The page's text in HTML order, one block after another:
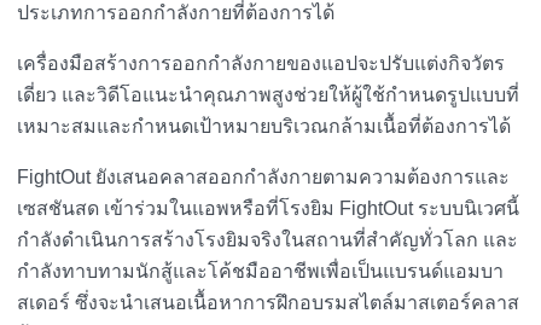
ประเภทการออกกำลังกายที่ต้องการได้
เครื่องมือสร้างการออกกำลังกายของแอปจะปรับแต่งกิจวัตร
เดี่ยว และวิดีโอแนะนำคุณภาพสูงช่วยให้ผู้ใช้กำหนดรูปแบบที่
เหมาะสมและกำหนดเป้าหมายบริเวณกล้ามเนื้อที่ต้องการได้
FightOut ยังเสนอคลาสออกกำลังกายตามความต้องการและ
เซสชันสด เข้าร่วมในแอพหรือที่โรงยิม FightOut ระบบนิเวศนี้
กำลังดำเนินการสร้างโรงยิมจริงในสถานที่สำคัญทั่วโลก และ
กำลังทาบทามนักสู้และโค้ชมืออาชีพเพื่อเป็นแบรนด์แอมบา
สเดอร์ ซึ่งจะนำเสนอเนื้อหาการฝึกอบรมสไตล์มาสเตอร์คลาส